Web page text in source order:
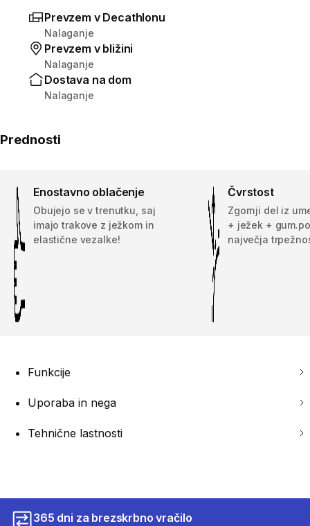
Prevzem v Decathlonu
Nalaganje
Prevzem v bližini
Nalaganje
Dostava na dom
Nalaganje
Prednosti
Enostavno oblačenje
Obujejo se v trenutku, saj
imajo trakove z ježkom in
elastične vezalke!
Čvrstost
Zgornji del iz
+ ježek +
največja
Funkcije
Uporaba in nega
Tehnične lastnosti
365 dni za brezskrbno vračilo